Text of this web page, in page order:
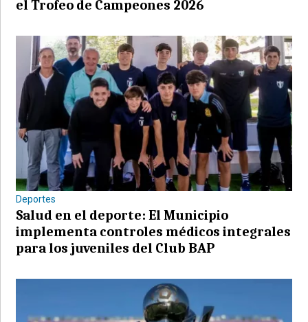
el Trofeo de Campeones 2026
Deportes
Salud en el deporte: El Municipio
implementa controles médicos integrales
para los juveniles del Club BAP